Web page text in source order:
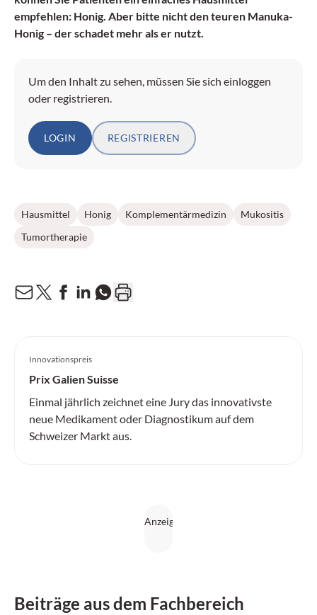
empfehlen: Honig. Aber bitte nicht den teuren Manuka-
Honig – der schadet mehr als er nutzt.
Um den Inhalt zu sehen, müssen Sie sich einloggen
oder registrieren.
LOGIN REGISTRIEREN
Hausmittel Honig Komplementärmedizin
Mukositis
Tumortherapie
Innovationspreis
Prix Galien Suisse
Einmal jährlich zeichnet eine Jury das innovativste
neue Medikament oder Diagnostikum auf dem
Schweizer Markt aus.
Beiträge aus dem Fachbereich